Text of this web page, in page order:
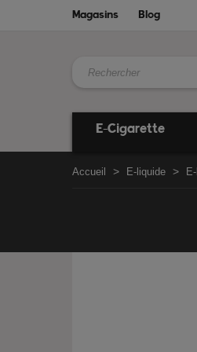
Magasins Blog
E-Cigarette
Accueil E-liquide